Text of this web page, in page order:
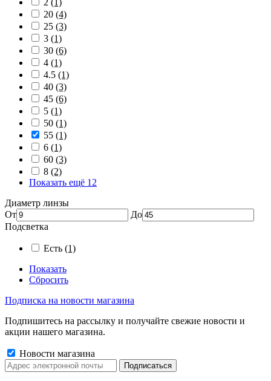
2 (1)
20 (4)
25 (3)
3 (1)
30 (6)
4 (1)
4.5 (1)
40 (3)
45 (6)
5 (1)
50 (1)
55 (1)
6 (1)
60 (3)
8 (2)
Показать ещё 12
Диаметр линзы
От
До
Подсветка
Есть (1)
Показать
Сбросить
Подписка на новости магазина
Подпишитесь на рассылку и получайте свежие новости и
акции нашего магазина.
Новости магазина